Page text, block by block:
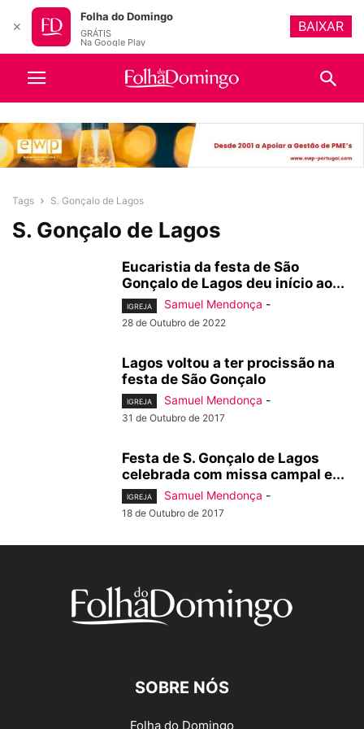
Tags S. Gonçalo de Lagos
S. Gonçalo de Lagos
Eucaristia da festa de São
Gonçalo de Lagos deu início ao...
IGREJA Samuel Mendonça -
28 de Outubro de 2022
Lagos voltou a ter procissão na
festa de São Gonçalo
IGREJA Samuel Mendonça -
31 de Outubro de 2017
Festa de S. Gonçalo de Lagos
celebrada com missa campal e...
IGREJA Samuel Mendonça -
18 de Outubro de 2017
SOBRE NÓS
Folha do Domingo
✕
Folha do Domingo
GRÁTIS
Na Google Play
BAIXAR